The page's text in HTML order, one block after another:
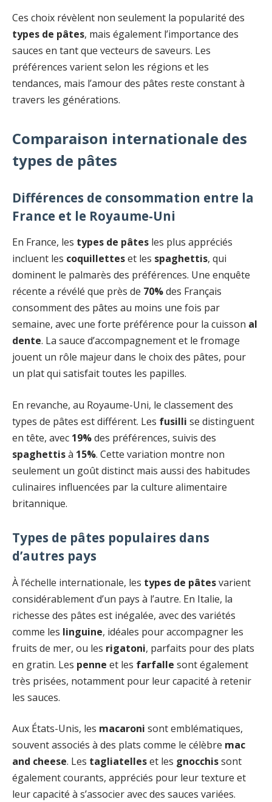
Ces choix révèlent non seulement la popularité des
types de pâtes, mais également l’importance des
sauces en tant que vecteurs de saveurs. Les
préférences varient selon les régions et les
tendances, mais l’amour des pâtes reste constant à
travers les générations.
Comparaison internationale des
types de pâtes
Différences de consommation entre la
France et le Royaume-Uni
En France, les types de pâtes les plus appréciés
incluent les coquilletteset les spaghettis, qui
dominent le palmarès des préférences. Une enquête
récente a révélé que près de 70%des Français
consomment des pâtes au moins une fois par
semaine, avec une forte préférence pour la cuisson al
dente. La sauce d’accompagnement et le fromage
jouent un rôle majeur dans le choix des pâtes, pour
un plat qui satisfait toutes les papilles.
En revanche, au Royaume-Uni, le classement des
types de pâtes est différent. Les fusilli se distinguent
en tête, avec 19%des préférences, suivis des
spaghettisà 15%. Cette variation montre non
seulement un goût distinct mais aussi des habitudes
culinaires influencées par la culture alimentaire
britannique.
Types de pâtes populaires dans
d’autres pays
À l’échelle internationale, les types de pâtesvarient
considérablement d’un pays à l’autre. En Italie, la
richesse des pâtes est inégalée, avec des variétés
comme les linguine, idéales pour accompagner les
fruits de mer, ou les rigatoni, parfaits pour des plats
en gratin. Les penne et les farfalle sont également
très prisées, notamment pour leur capacité à retenir
les sauces.
Aux États-Unis, les macaroni sont emblématiques,
souvent associés à des plats comme le célèbre mac
and cheese. Les tagliatelleset les gnocchissont
également courants, appréciés pour leur texture et
leur capacité à s’associer avec des sauces variées.